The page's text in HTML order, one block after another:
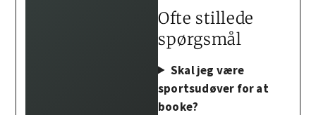
Ofte stillede
spørgsmål
Skal jeg være
sportsudøver for at
booke?